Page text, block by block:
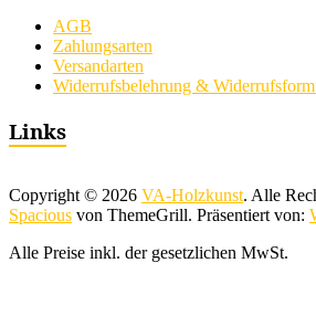
AGB
Zahlungsarten
Versandarten
Widerrufsbelehrung &
Links
Copyright © 2026 VA-Holzkunst. Alle
Spacious von ThemeGrill. Präsentiert von:
Alle Preise inkl. der gesetzlichen MwSt.